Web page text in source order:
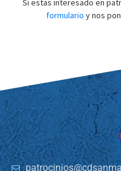
Si estas interesado en
formulario y nos